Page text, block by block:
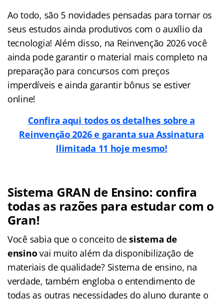
Ao todo, são 5 novidades pensadas para tornar os
seus estudos ainda produtivos com o auxílio da
tecnologia! Além disso, na Reinvenção 2026 você
ainda pode garantir o material mais completo na
preparação para concursos com preços
imperdíveis e ainda garantir bônus se estiver
online!
Confira aqui todos os detalhes sobre a
Reinvenção 2026 e garanta sua Assinatura
Ilimitada 11 hoje mesmo!
Sistema GRAN de Ensino: confira
todas as razões para estudar com o
Gran!
Você sabia que o conceito desistema de
ensinovai muito além da disponibilização de
materiais de qualidade? Sistema de ensino, na
verdade, também engloba o entendimento de
todas as outras necessidades do aluno durante o